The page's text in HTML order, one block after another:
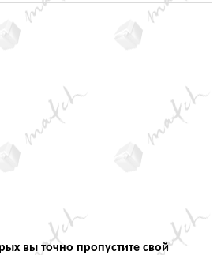
вы точно пропустите свой